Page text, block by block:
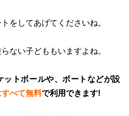
をしてあげてくださいね。
ない子どももいますよね。
ットボールや、ボートなどが設
べて無料で利用できます!